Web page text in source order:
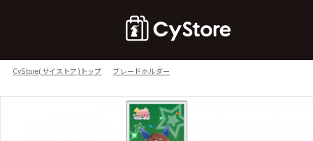
CyStore(サイストア)トップ ブレードホルダー